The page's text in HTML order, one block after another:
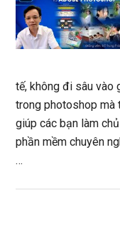
tế, không đi sâu vào
trong photoshop mà
giúp các bạn làm
phần mềm chuyên
…